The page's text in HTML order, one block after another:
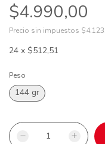
$4.990,00
Precio sin impuestos
24 x $512,51
Peso
144 gr